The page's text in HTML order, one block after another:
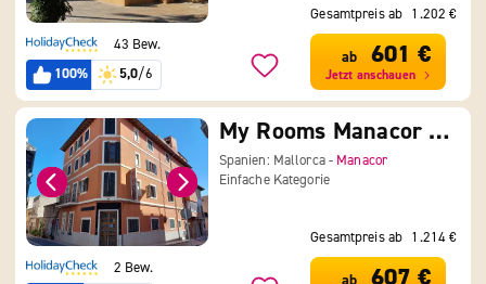
43 Bew.
100%
5,0/6
Gesamtpreis ab 1.202 €
ab 601 €
Jetzt anschauen
My Rooms Manacor Centre by My Rooms Hotels
Spanien: Mallorca - Manacor
Einfache Kategorie
2 Bew.
Gesamtpreis ab 1.214 €
607 €